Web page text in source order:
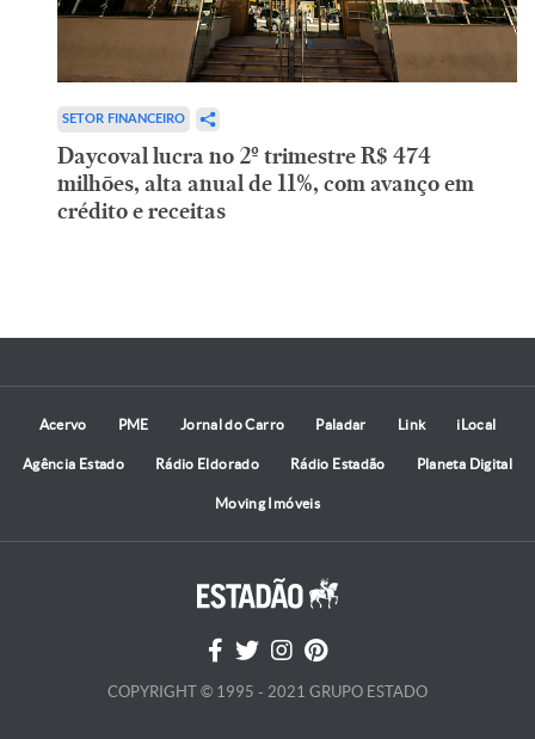
SETOR FINANCEIRO
Daycoval lucra no 2º trimestre R$ 474
milhões, alta anual de 11%, com avanço em
crédito e receitas
Acervo PME Jornal do Carro Paladar Link iLocal
Agência Estado Rádio Eldorado Rádio Estadão Planeta Digital
Moving Imóveis
COPYRIGHT © 1995 - 2021 GRUPO ESTADO